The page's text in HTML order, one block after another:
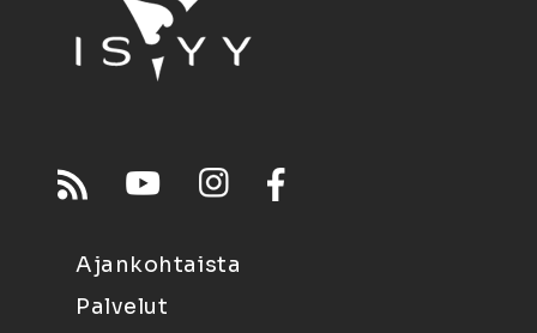
Ajankohtaista
Palvelut